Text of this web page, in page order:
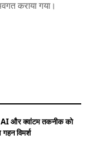
कराया गया।
AI और क्वांटम तकनीक को
विमर्श